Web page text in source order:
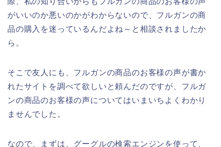
がいいのか悪いのかがわからないので、フルガンの商
品の購入を迷っているんだよね～と相談されましたか
ら。
そこで友人にも、フルガンの商品のお客様の声が書か
れたサイトを調べて欲しいと頼んだのですが、フルガ
ンの商品のお客様の声についてはいまいちよくわかり
ませんでした。
なので、まずは、グーグルの検索エンジンを使って、